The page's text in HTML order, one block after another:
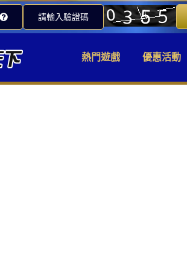
請輸入驗證碼
熱門遊戲 優惠活動